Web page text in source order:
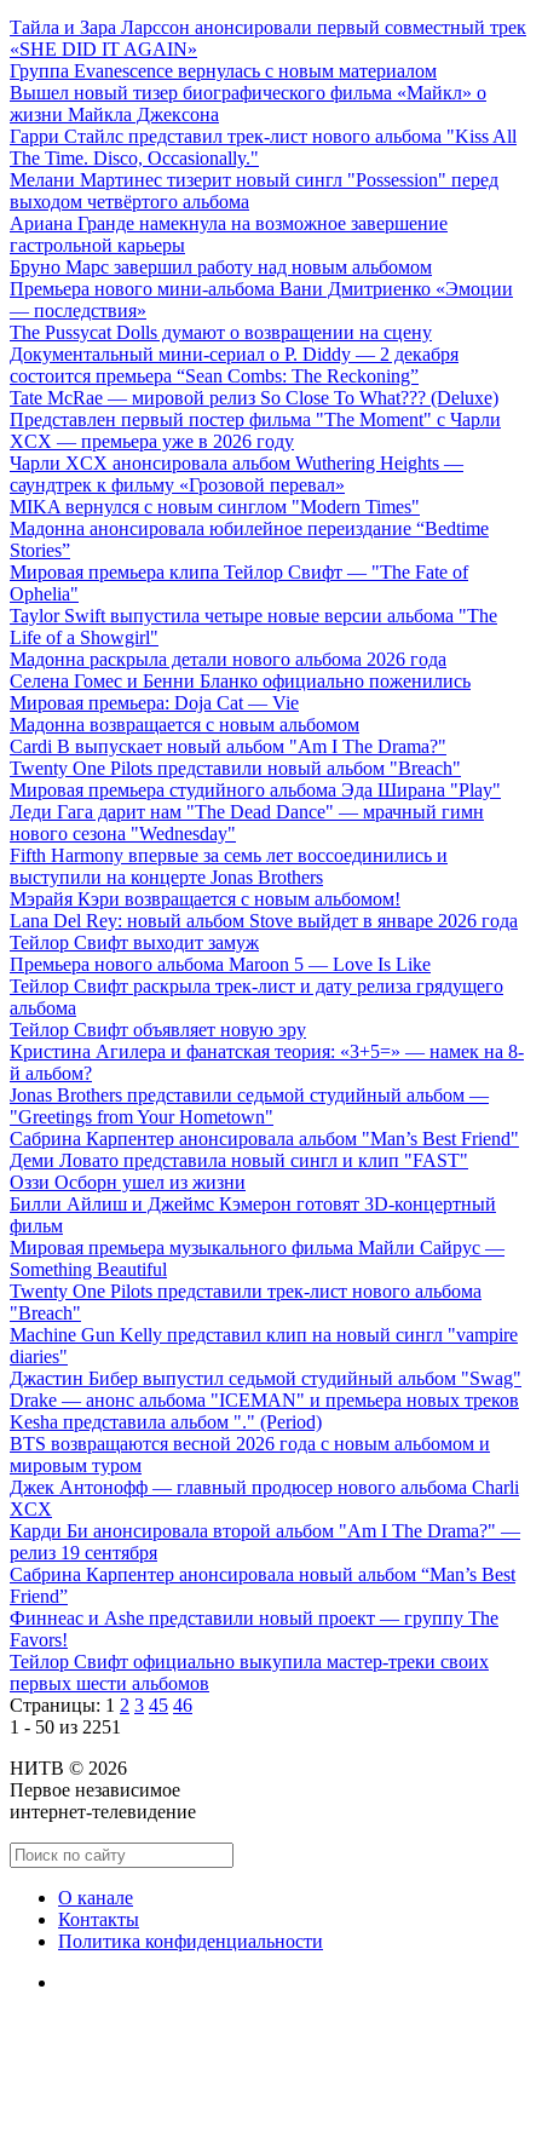
Тайла и Зара Ларссон анонсировали первый совместный трек
«SHE DID IT AGAIN»
Группа Evanescence вернулась с новым материалом
Вышел новый тизер биографического фильма «Майкл» о
жизни Майкла Джексона
Гарри Стайлс представил трек-лист нового альбома "Kiss All
The Time. Disco, Occasionally."
Мелани Мартинес тизерит новый сингл "Possession" перед
выходом четвёртого альбома
Ариана Гранде намекнула на возможное завершение
гастрольной карьеры
Бруно Марс завершил работу над новым альбомом
Премьера нового мини-альбома Вани Дмитриенко «Эмоции
— последствия»
The Pussycat Dolls думают о возвращении на сцену
Документальный мини-сериал о P. Diddy — 2 декабря
состоится премьера “Sean Combs: The Reckoning”
Tate McRae — мировой релиз So Close To What??? (Deluxe)
Представлен первый постер фильма "The Moment" с Чарли
XCX — премьера уже в 2026 году
Чарли XCX анонсировала альбом Wuthering Heights —
саундтрек к фильму «Грозовой перевал»
MIKA вернулся с новым синглом "Modern Times"
Мадонна анонсировала юбилейное переиздание “Bedtime
Stories”
Мировая премьера клипа Тейлор Свифт — "The Fate of
Ophelia"
Taylor Swift выпустила четыре новые версии альбома "The
Life of a Showgirl"
Мадонна раскрыла детали нового альбома 2026 года
Селена Гомес и Бенни Бланко официально поженились
Мировая премьера: Doja Cat — Vie
Мадонна возвращается с новым альбомом
Cardi B выпускает новый альбом "Am I The Drama?"
Twenty One Pilots представили новый альбом "Breach"
Мировая премьера студийного альбома Эда Ширана "Play"
Леди Гага дарит нам "The Dead Dance" — мрачный гимн
нового сезона "Wednesday"
Fifth Harmony впервые за семь лет воссоединились и
выступили на концерте Jonas Brothers
Мэрайя Кэри возвращается с новым альбомом!
Lana Del Rey: новый альбом Stove выйдет в январе 2026 года
Тейлор Свифт выходит замуж
Премьера нового альбома Maroon 5 — Love Is Like
Тейлор Свифт раскрыла трек-лист и дату релиза грядущего
альбома
Тейлор Свифт объявляет новую эру
Кристина Агилера и фанатская теория: «3+5=» — намек на 8-
й альбом?
Jonas Brothers представили седьмой студийный альбом —
"Greetings from Your Hometown"
Сабрина Карпентер анонсировала альбом "Man’s Best Friend"
Деми Ловато представила новый сингл и клип "FAST"
Оззи Осборн ушел из жизни
Билли Айлиш и Джеймс Кэмерон готовят 3D-концертный
фильм
Мировая премьера музыкального фильма Майли Сайрус —
Something Beautiful
Twenty One Pilots представили трек-лист нового альбома
"Breach"
Machine Gun Kelly представил клип на новый сингл "vampire
diaries"
Джастин Бибер выпустил седьмой студийный альбом "Swag"
Drake — анонс альбома "ICEMAN" и премьера новых треков
Kesha представила альбом "." (Period)
BTS возвращаются весной 2026 года с новым альбомом и
мировым туром
Джек Антонофф — главный продюсер нового альбома Charli
XCX
Карди Би анонсировала второй альбом "Am I The Drama?" —
релиз 19 сентября
Сабрина Карпентер анонсировала новый альбом “Man’s Best
Friend”
Финнеас и Ashe представили новый проект — группу The
Favors!
Тейлор Свифт официально выкупила мастер-треки своих
первых шести альбомов
Страницы: 1 2 3 45 46
1 - 50 из 2251
НИТВ © 2026
Первое независимое
интернет-телевидение
О канале
Контакты
Политика конфиденциальности